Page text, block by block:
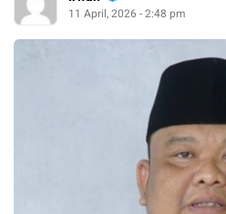
11 April, 2026 - 2:48 pm